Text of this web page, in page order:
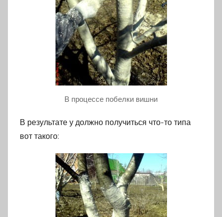
В процессе побелки вишни
В результате у должно получиться что-то типа
вот такого: